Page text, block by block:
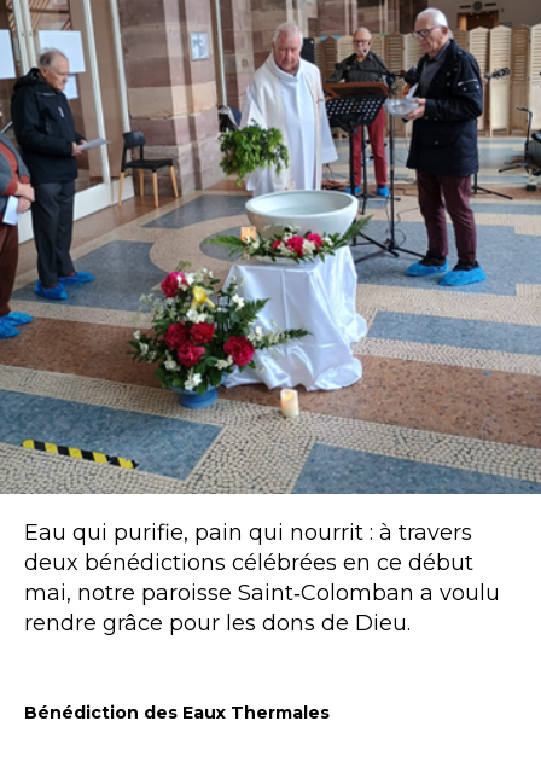
Eau qui purifie, pain qui nourrit : à travers
deux bénédictions célébrées en ce début
mai, notre paroisse Saint‑Colomban a voulu
rendre grâce pour les dons de Dieu.
Bénédiction des Eaux Thermales